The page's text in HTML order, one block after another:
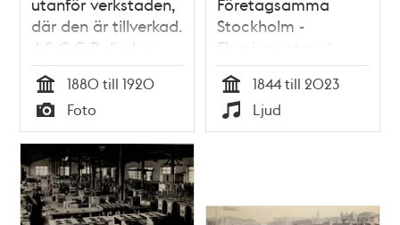
utanför verkstaden,
där den är tillverkad.
J & C G Bolinders
Mekaniska
Verkstads AB.
Tid
1880 till 1920
Typ
Foto
Företagsamma
Stockholm -
Fleminggatan 4,
Bolinders Mekaniska
Verkstad
Tid
1844 till 2023
Typ
Ljud